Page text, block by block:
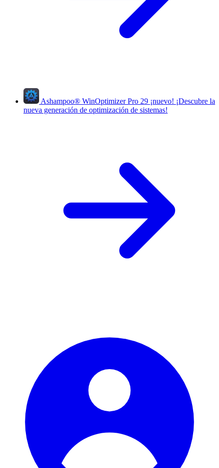
Ashampoo® WinOptimizer Pro 29 ¡nuevo! ¡Descubre la
nueva generación de optimización de sistemas!